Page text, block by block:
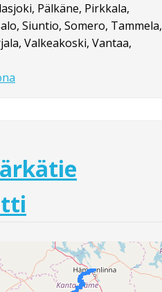
Pälkäne, Pirkkala,
Siuntio, Somero, Tammela,
Valkeakoski, Vantaa,